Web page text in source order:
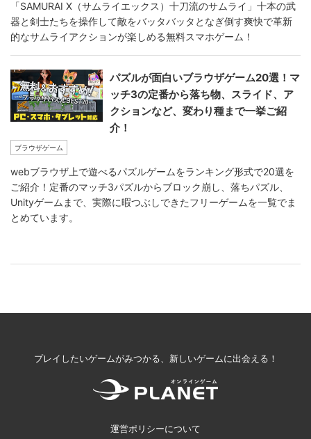
「SAMURAI X（サムライエックス）十刀流のサムライ」十本の武
器と剣士たちを操作して敵をバッタバッタとなぎ倒す爽快で革新
的なサムライアクションが楽しめる無料スマホゲーム！
パズルが面白いブラウザゲーム20選！マ
ッチ3の定番から落ち物、スライド、ア
クションなど、変わり種まで一挙ご紹
介！
ブラウザゲーム
webブラウザ上で遊べるパズルゲームをランキング形式で20選を
ご紹介！定番のマッチ3パズルからブロック崩し、落ちパズル、
Unityゲームまで、実際に暇つぶしできたフリーゲームを一覧でま
とめています。
プレイしたいゲームがみつかる、新しいゲームに出会える！
運営ポリシーについて